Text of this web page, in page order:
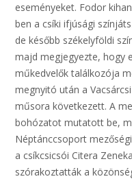
eseményeket. Fodor
ben a csíki ifjúsági
de később székelyföldi
majd megjegyezte, hogy
műkedvelők találkozója
megnyitó után a
műsora következett. A
bohózatot mutatott be,
Néptánccsoport
a csíkcsicsói Citera
szórakoztatták a